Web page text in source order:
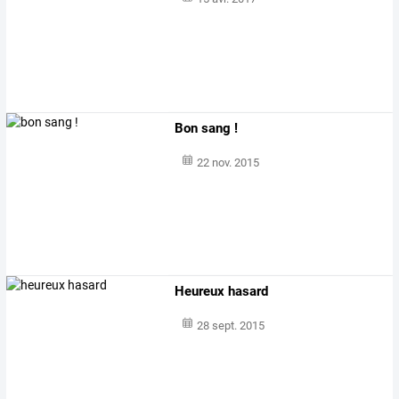
Bon sang !
22 nov. 2015
Heureux hasard
28 sept. 2015